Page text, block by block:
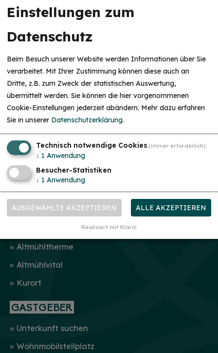
KUR & WELLNESS
Altmühltherme
Altmühlvital
Kurort
GASTGEBER
Unterkunft suchen
Wohnmobilstellplatz
mehr
Einstellungen zum
Datenschutz
Beim Besuch unserer Website werden Informationen über Sie
verarbeitet. Mit Ihrer Zustimmung können diese auch an
Dritte, z.B. zum Zweck der statistischen Auswertung,
übermittelt werden. Sie können die hier vorgenommenen
Cookie-Einstellungen jederzeit abändern. Mehr dazu erfahren
Sie in unserer Datenschutzerklärung.
Technisch notwendige Cookies (immer erforderlich)
↓ 1 Anwendung
Besucher-Statistiken
↓ 1 Anwendung
AUSGEWÄHLTE AKZEPTIEREN ALLE AKZEPTIEREN
Realisiert mit Klaro!